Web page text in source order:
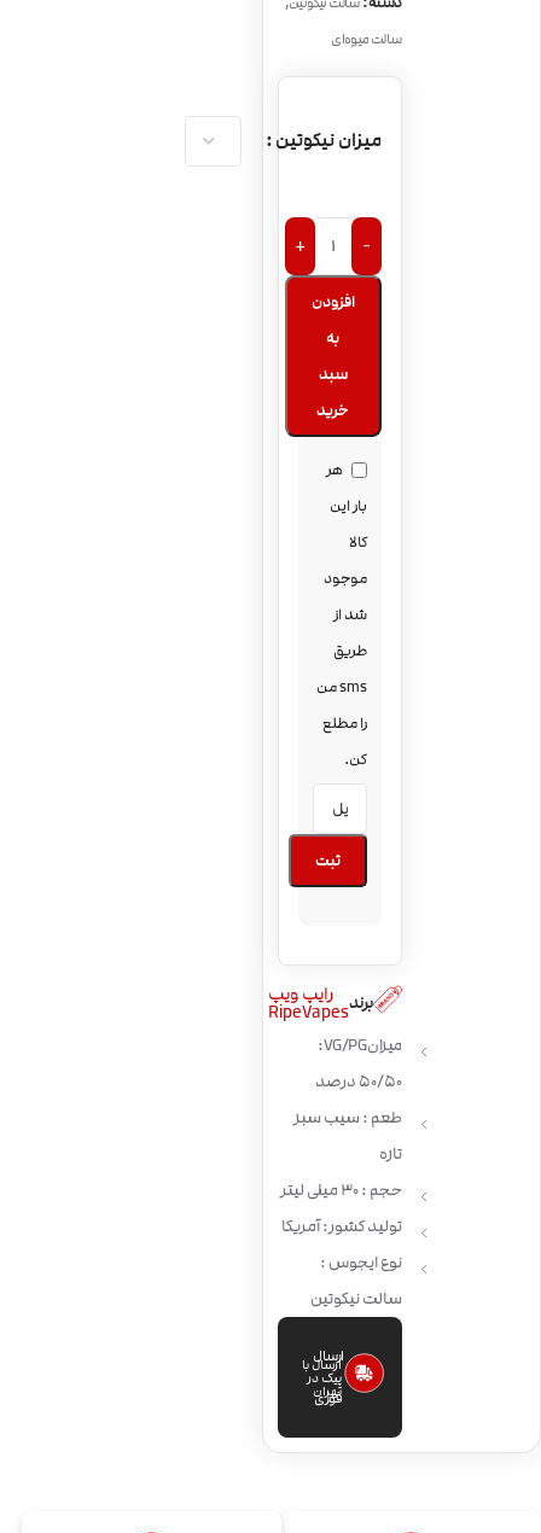
سالت میوه‌ای
میزان نیکوتین
-
+
افزودن
به
سبد
خرید
هر
بار این
کالا
موجود
شد از
طریق
sms من
را مطلع
کن.
ثبت
برند رایپ ویپ
RipeVapes
میزان VG/PG:
50/50 درصد
طعم : سیب سبز
تازه
حجم : 30 میلی لیتر
تولید کشور: آمریکا
نوع ایجوس :
سالت نیکوتین
ارسال
فوری
ارسال با
پیک در
تهران